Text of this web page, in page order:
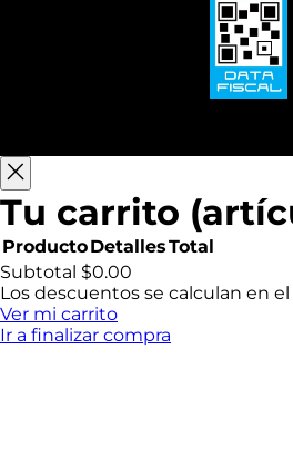
r
e
o
Tu carrito
Productos
del
ProductoDetallesTotal
Subtotal $0.00
Los descuentos se calculan en
Ver mi carrito
Ir a finalizar compra